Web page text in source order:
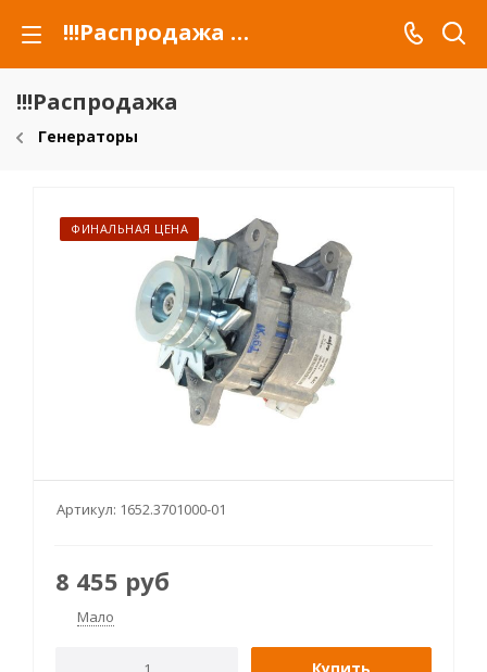
!!!Распродажа для автомобилей российских марок и сельхозтехники
!!!Распродажа
Генераторы
ФИНАЛЬНАЯ ЦЕНА
Артикул: 1652.3701000-01
8 455 руб
Мало